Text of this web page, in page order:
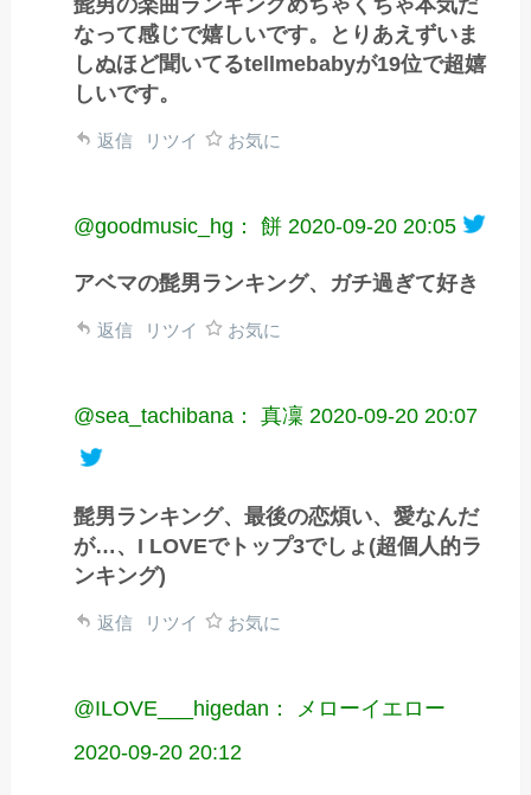
髭男の楽曲ランキングめちゃくちゃ本気だ
なって感じで嬉しいです。とりあえずいま
しぬほど聞いてるtellmebabyが19位で超嬉
しいです。
返信 リツイ お気に
@goodmusic_hg： 餅 2020-09-20 20:05
アベマの髭男ランキング、ガチ過ぎて好き
返信 リツイ お気に
@sea_tachibana： 真凜 2020-09-20 20:07
髭男ランキング、最後の恋煩い、愛なんだ
が…、I LOVEでトップ3でしょ(超個人的ラ
ンキング)
返信 リツイ お気に
@ILOVE___higedan： メローイエロー
2020-09-20 20:12